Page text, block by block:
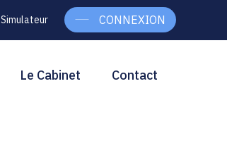
Simulateur CONNEXION
Le Cabinet Contact